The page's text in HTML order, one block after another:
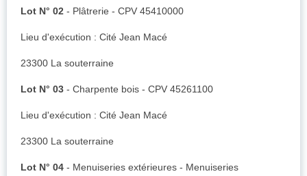
Lot N° 02 - Plâtrerie - CPV 45410000
Lieu d'exécution : Cité Jean Macé
23300 La souterraine
Lot N° 03 - Charpente bois - CPV 45261100
Lieu d'exécution : Cité Jean Macé
23300 La souterraine
Lot N° 04 - Menuiseries extérieures - Menuiseries